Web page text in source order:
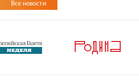
Все новости